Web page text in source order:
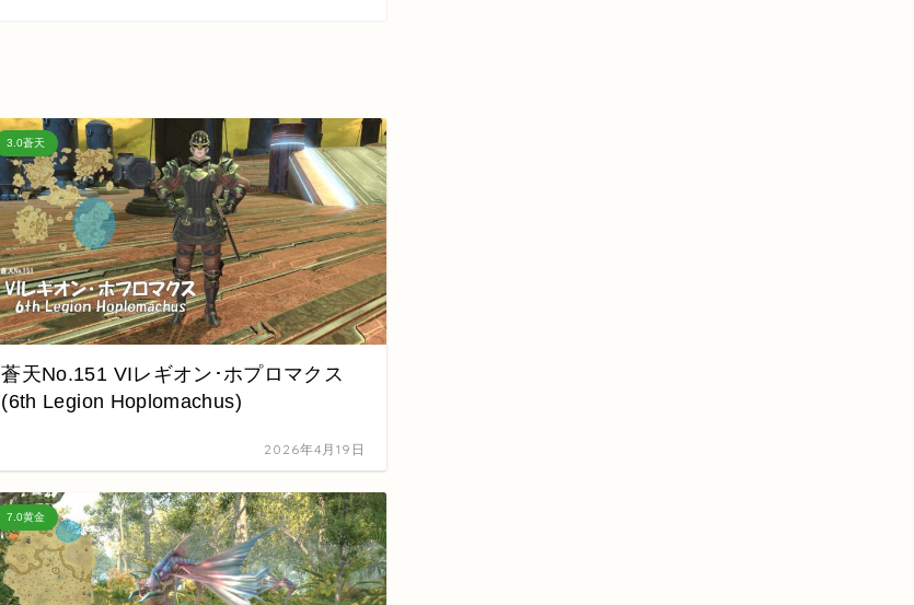
3.0蒼天
蒼天No.151 VIレギオン･ホプロマクス
(6th Legion Hoplomachus)
2026年4月19日
7.0黄金